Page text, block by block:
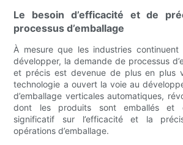
Le besoin d’efficacité et de
processus d’emballage
À mesure que les industries continuent
développer, la demande de processus
et précis est devenue de plus en plus
technologie a ouvert la voie au
d’emballage verticales automatiques,
dont les produits sont emballés et
significatif sur l’efficacité et la
opérations d’emballage.